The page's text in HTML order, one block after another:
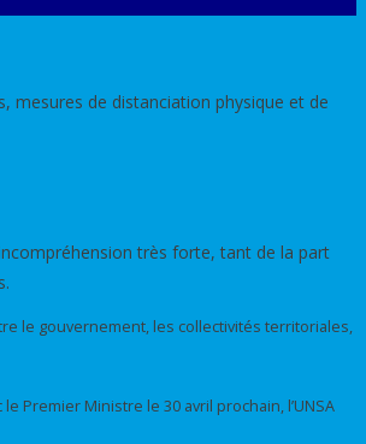
mesures de distanciation physique et de
très forte, tant de la part
le gouvernement, les collectivités territoriales,
Premier Ministre le 30 avril prochain, l’UNSA